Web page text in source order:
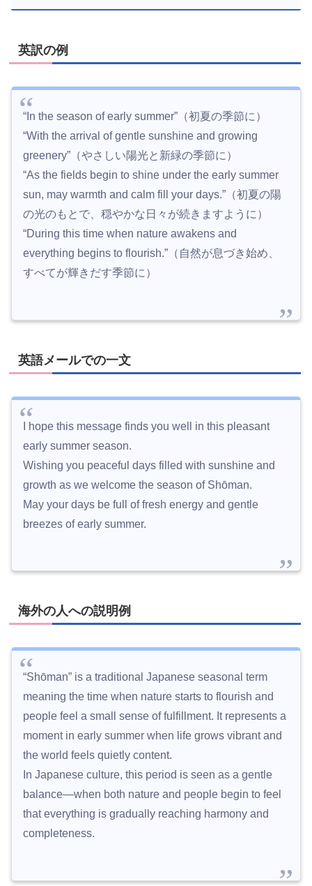
英訳の例
“In the season of early summer”（初夏の季節に）
“With the arrival of gentle sunshine and growing
greenery”（やさしい陽光と新緑の季節に）
“As the fields begin to shine under the early summer
sun, may warmth and calm fill your days.”（初夏の陽
の光のもとで、穏やかな日々が続きますように）
“During this time when nature awakens and
everything begins to flourish.”（自然が息づき始め、
すべてが輝きだす季節に）
英語メールでの一文
I hope this message finds you well in this pleasant
early summer season.
Wishing you peaceful days filled with sunshine and
growth as we welcome the season of Shōman.
May your days be full of fresh energy and gentle
breezes of early summer.
海外の人への説明例
“Shōman” is a traditional Japanese seasonal term
meaning the time when nature starts to flourish and
people feel a small sense of fulfillment. It represents a
moment in early summer when life grows vibrant and
the world feels quietly content.
In Japanese culture, this period is seen as a gentle
balance—when both nature and people begin to feel
that everything is gradually reaching harmony and
completeness.